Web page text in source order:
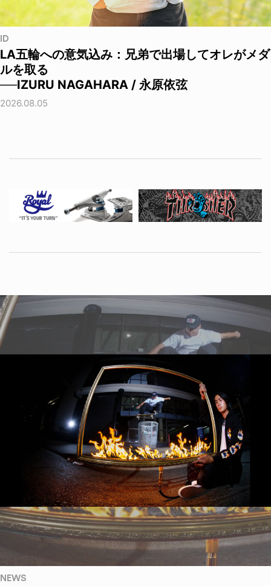
ID
LA五輪への意気込み：兄弟で出場してオレがメダ
ルを取る
──IZURU NAGAHARA / 永原依弦
2026.08.05
NEWS